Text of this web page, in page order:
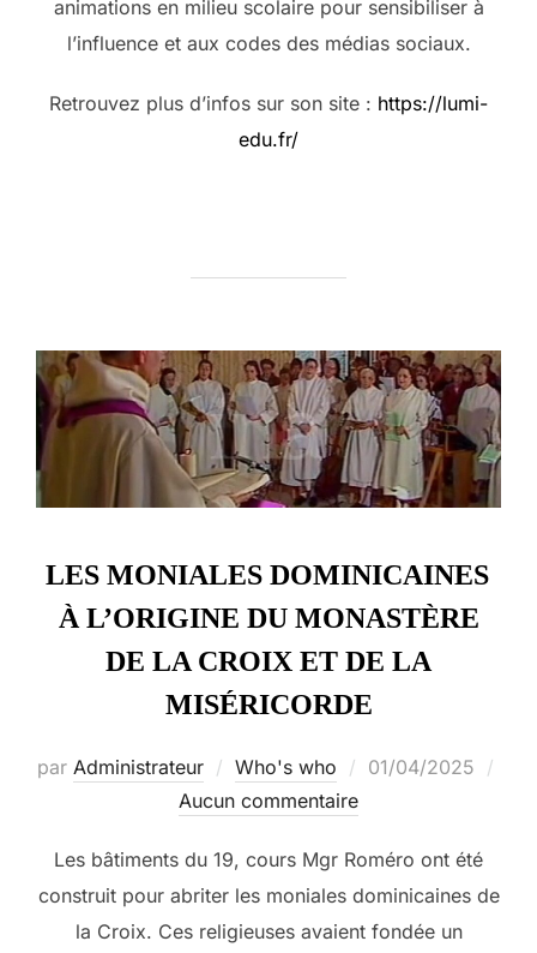
animations en milieu scolaire pour sensibiliser à
l’influence et aux codes des médias sociaux.
Retrouvez plus d’infos sur son site : https://lumi-
edu.fr/
LES MONIALES DOMINICAINES
À L’ORIGINE DU MONASTÈRE
DE LA CROIX ET DE LA
MISÉRICORDE
par Administrateur Who's who
Publié
01/04/2025
Aucun commentaire
Les bâtiments du 19, cours Mgr Roméro ont été
construit pour abriter les moniales dominicaines de
la Croix. Ces religieuses avaient fondée un